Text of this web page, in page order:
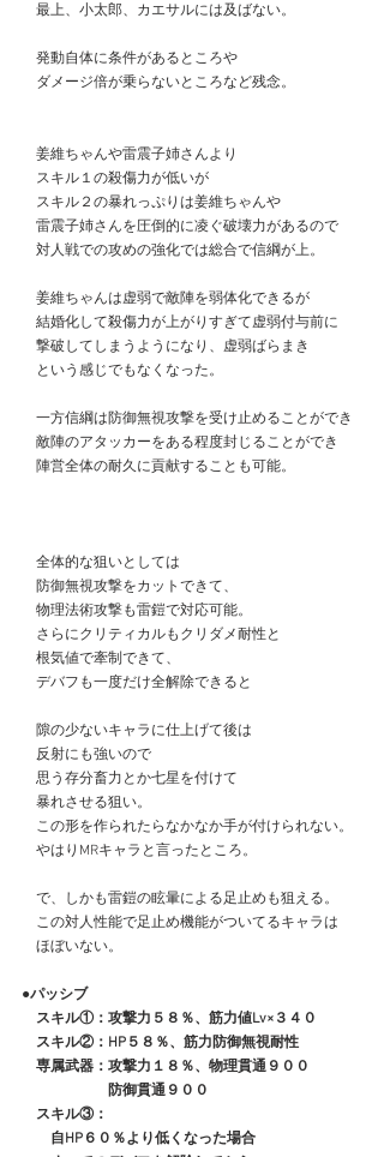
最上、小太郎、カエサルには及ばない。
発動自体に条件があるところや
ダメージ倍が乗らないところなど残念。
姜維ちゃんや雷震子姉さんより
スキル１の殺傷力が低いが
スキル２の暴れっぷりは姜維ちゃんや
雷震子姉さんを圧倒的に凌ぐ破壊力があるので
対人戦での攻めの強化では総合で信綱が上。
姜維ちゃんは虚弱で敵陣を弱体化できるが
結婚化して殺傷力が上がりすぎて虚弱付与前に
撃破してしまうようになり、虚弱ばらまき
という感じでもなくなった。
一方信綱は防御無視攻撃を受け止めることができ
敵陣のアタッカーをある程度封じることができ
陣営全体の耐久に貢献することも可能。
全体的な狙いとしては
防御無視攻撃をカットできて、
物理法術攻撃も雷鎧で対応可能。
さらにクリティカルもクリダメ耐性と
根気値で牽制できて、
デバフも一度だけ全解除できると
隙の少ないキャラに仕上げて後は
反射にも強いので
思う存分畜力とか七星を付けて
暴れさせる狙い。
この形を作られたらなかなか手が付けられない。
やはりMRキャラと言ったところ。
で、しかも雷鎧の眩暈による足止めも狙える。
この対人性能で足止め機能がついてるキャラは
ほぼいない。
●パッシブ
スキル①：攻撃力５８％、筋力値Lv×３４０
スキル②：HP５８％、筋力防御無視耐性
専属武器：攻撃力１８％、物理貫通９００
防御貫通９００
スキル③：
自HP６０％より低くなった場合